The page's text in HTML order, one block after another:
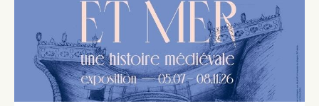
Exposition temporaire : Entre fleuve et
mer. Une histoire médiévale
38160 Saint-Antoine-l'Abbaye
Exposition temporaire dans le cadre de l'année
culturelle "Eau, quelle histoire" portée par le